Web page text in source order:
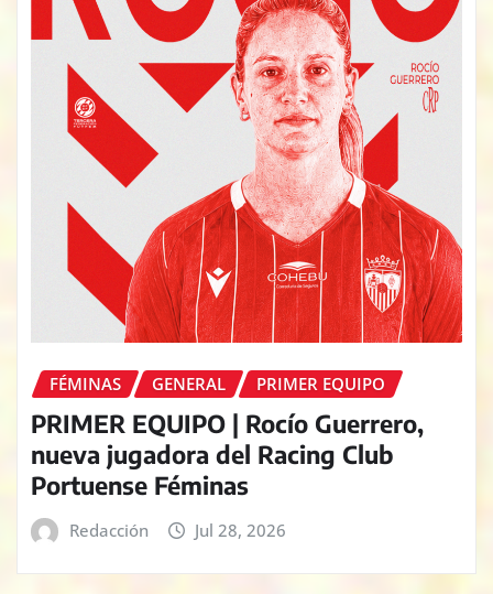
FÉMINAS GENERAL PRIMER EQUIPO
PRIMER EQUIPO | Rocío Guerrero,
nueva jugadora del Racing Club
Portuense Féminas
Redacción Jul 28, 2026